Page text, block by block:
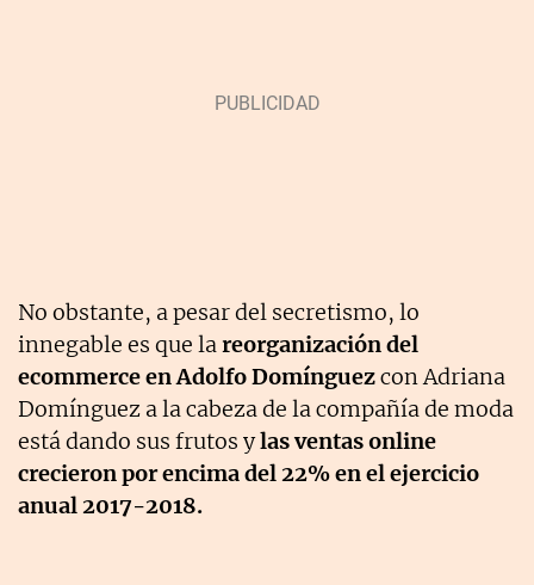
No obstante, a pesar del secretismo, lo
innegable es que lareorganización del
ecommerce en Adolfo Domínguezcon Adriana
Domínguez a la cabeza de la compañía de moda
está dando sus frutos ylas ventas online
crecieron por encima del 22% en el ejercicio
anual 2017-2018.